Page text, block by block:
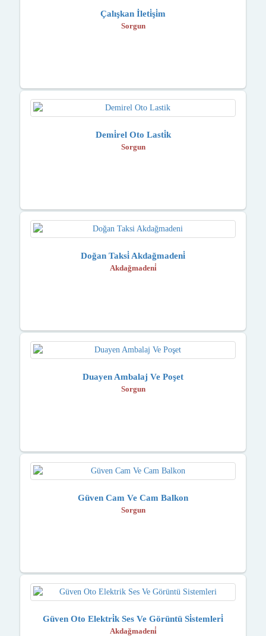
Çalışkan İleti̇şi̇m
Sorgun
Demi̇rel Oto Lasti̇k
Sorgun
Doğan Taksi̇ Akdağmadeni̇
Akdağmadeni̇
Duayen Ambalaj Ve Poşet
Sorgun
Güven Cam Ve Cam Balkon
Sorgun
Güven Oto Elektri̇k Ses Ve Görüntü Si̇stemleri̇
Akdağmadeni̇